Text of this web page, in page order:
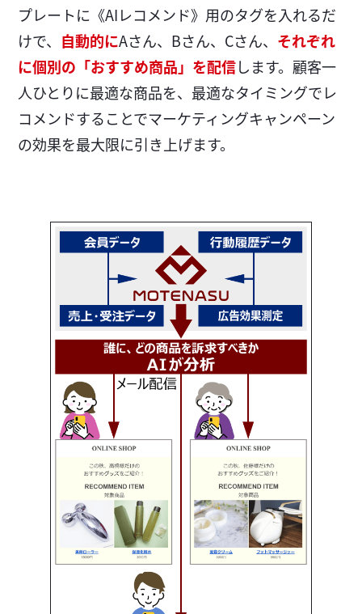
プレートに《AIレコメンド》用のタグを入れるだ
けで、 自動的にAさん、Bさん、Cさん、 それぞれ
に個別の「おすすめ商品」を配信します。顧客一
人ひとりに最適な商品を、最適なタイミングでレ
コメンドすることでマーケティングキャンペーン
の効果を最大限に引き上げます。